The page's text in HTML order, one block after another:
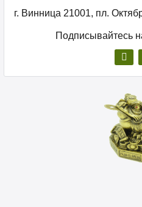
г. Винница 21001, пл.
Подписывайтесь